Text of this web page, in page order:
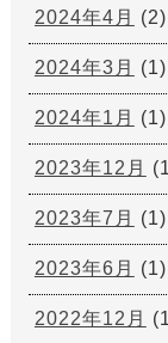
2024年4月 (2)
2024年3月 (1)
2024年1月 (1)
2023年12月
2023年7月 (1)
2023年6月 (1)
2022年12月